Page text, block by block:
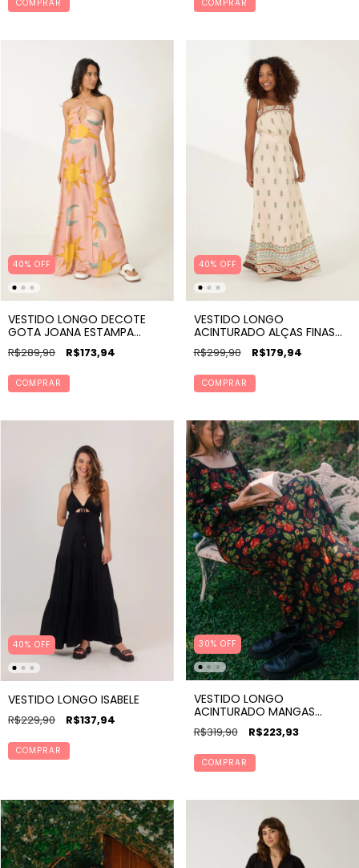
COMPRAR COMPRAR
40% OFF
VESTIDO LONGO DECOTE
GOTA JOANA ESTAMPA
ENTRE LUZES
R$289,90 R$173,94
COMPRAR
40% OFF
VESTIDO LONGO
ACINTURADO ALÇAS FINAS
EST SEREIA
R$299,90 R$179,94
COMPRAR
40% OFF
VESTIDO LONGO ISABELE
R$229,90 R$137,94
COMPRAR
30% OFF
VESTIDO LONGO
ACINTURADO MANGAS
BUFANTES ESTAMPA JULIETA
R$319,90 R$223,93
COMPRAR